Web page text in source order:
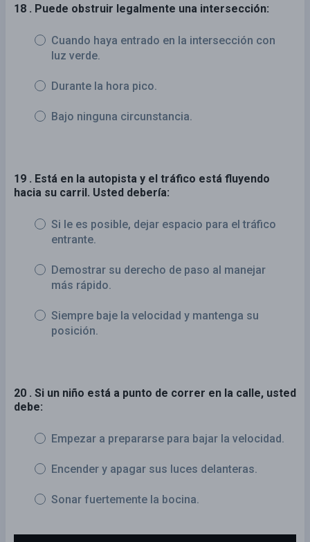
18 . Puede obstruir legalmente una intersección:
Cuando haya entrado en la intersección con
luz verde.
Durante la hora pico.
Bajo ninguna circunstancia.
19 . Está en la autopista y el tráfico está fluyendo
hacia su carril. Usted debería:
Si le es posible, dejar espacio para el tráfico
entrante.
Demostrar su derecho de paso al manejar
más rápido.
Siempre baje la velocidad y mantenga su
posición.
20 . Si un niño está a punto de correr en la calle, usted
debe:
Empezar a prepararse para bajar la velocidad.
Encender y apagar sus luces delanteras.
Sonar fuertemente la bocina.